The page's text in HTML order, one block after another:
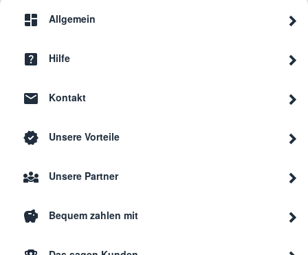
Allgemein
Hilfe
Kontakt
Unsere Vorteile
Unsere Partner
Bequem zahlen mit